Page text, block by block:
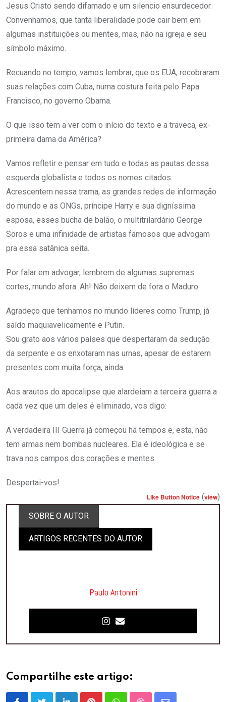
Jesus Cristo sendo difamado e um silencio ensurdecedor.
Convenhamos, que tanta liberalidade pode cair bem em
algumas instituições ou mentes, mas, não na igreja e seu
símbolo máximo.
Recuando no tempo, vamos lembrar, que os EUA, recobraram
suas relações com Cuba, numa costura feita pelo Papa
Francisco, no governo Obama.
O que isso tem a ver com o início do texto e a traveca, ex-
primeira dama da América?
Vamos refletir e pensar em tudo e todas as pautas dessa
esquerda globalista e todos os nomes citados.
Acrescentem nessa trama, as grandes redes de informação
do mundo e as ONGs, príncipe Harry e sua digníssima
esposa, esses bucha de balão, o multitrilardário George
Soros e uma infinidade de artistas famosos que advogam
pra essa satânica seita.
Por falar em advogar, lembrem de algumas supremas
cortes, mundo afora. Ah! Não deixem de fora o Maduro.
Agradeço que tenhamos no mundo líderes como Trump, já
saído maquiavelicamente e Putin.
Sou grato aos vários países que despertaram da sedução
da serpente e os enxotaram nas urnas, apesar de estarem
presentes com muita força, ainda.
Aos arautos do apocalipse que alardeiam a terceira guerra a
cada vez que um deles é eliminado, vos digo:
A verdadeira III Guerra já começou há tempos e, esta, não
tem armas nem bombas nucleares. Ela é ideológica e se
trava nos campos dos corações e mentes.
Despertai-vos!
Like Button Notice (view)
SOBRE O AUTOR
ARTIGOS RECENTES DO AUTOR
Paulo Antonini
Compartilhe este artigo: